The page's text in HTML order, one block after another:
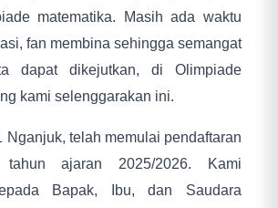
matematika. Masih ada waktu
fan membina sehingga semangat
dapat dikejutkan, di Olimpiade
kami selenggarakan ini.
Nganjuk, telah memulai pendaftaran
ajaran 2025/2026. Kami
Bapak, Ibu, dan Saudara